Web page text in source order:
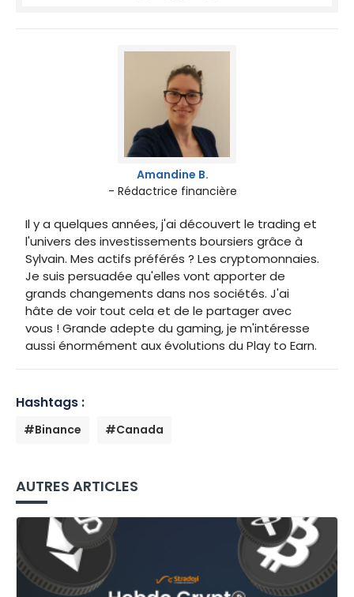
Amandine B.
- Rédactrice financière
Il y a quelques années, j'ai découvert le trading et
l'univers des investissements boursiers grâce à
Sylvain. Mes actifs préférés ? Les cryptomonnaies.
Je suis persuadée qu'elles vont apporter de
grands changements dans nos sociétés. J'ai
hâte de voir tout cela et de le partager avec
vous ! Grande adepte du gaming, je m'intéresse
aussi énormément aux évolutions du Play to Earn.
Hashtags :
#Binance #Canada
AUTRES ARTICLES